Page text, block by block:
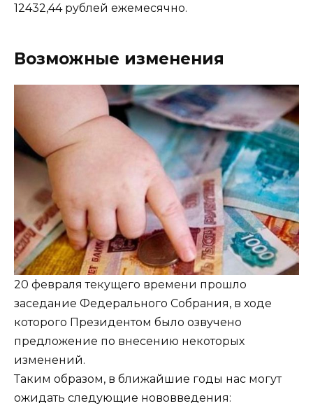
12432,44 рублей ежемесячно.
Возможные изменения
20 февраля текущего времени прошло
заседание Федерального Собрания, в ходе
которого Президентом было озвучено
предложение по внесению некоторых
изменений.
Таким образом, в ближайшие годы нас могут
ожидать следующие нововведения: